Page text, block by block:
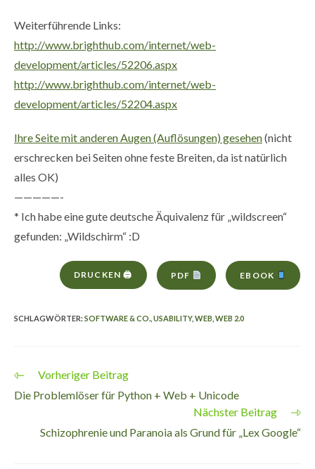
Weiterführende Links:
http://www.brighthub.com/internet/web-
development/articles/52206.aspx
http://www.brighthub.com/internet/web-
development/articles/52204.aspx
Ihre Seite mit anderen Augen (Auflösungen) gesehen(nicht
erschrecken bei Seiten ohne feste Breiten, da ist natürlich
alles OK)
—————-
* Ich habe eine gute deutsche Äquivalenz für „wildscreen“
gefunden: „Wildschirm“ :D
DRUCKEN 🖨 PDF EBOOK
SCHLAGWÖRTER:SOFTWARE & CO. USABILITY, WEB WEB 2.0
Weitere
ansehen
Vorheriger Beitrag
Die Problemlöser für Python + Web + Unicode
Nächster Beitrag
Schizophrenie und Paranoia als Grund für „Lex Google“